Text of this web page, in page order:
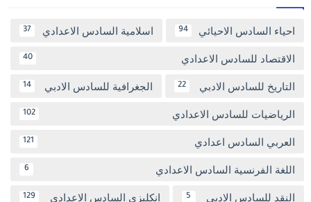
احياء السادس الاحيائي 94 اسلامية السادس الاعدادي 37
الاقتصاد للسادس الاعدادي 40
التاريخ للسادس الادبي 22 الجغرافية للسادس الادبي 14
الرياضيات للسادس الاعدادي 102
العربي السادس اعدادي 121
اللغة الفرنسية السادس الاعدادي 6
النقد للسادس الادبي 5 انكليزي السادس الاعدادي 129